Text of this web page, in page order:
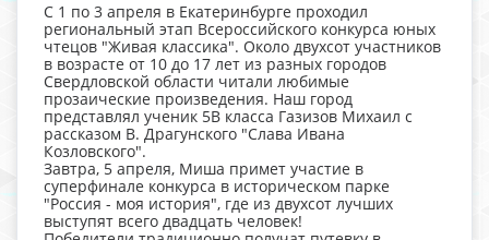
С 1 по 3 апреля в Екатеринбурге проходил
региональный этап Всероссийского конкурса юных
чтецов "Живая классика". Около двухсот участников
в возрасте от 10 до 17 лет из разных городов
Свердловской области читали любимые
прозаические произведения. Наш город
представлял ученик 5В класса Газизов Михаил с
рассказом В. Драгунского "Слава Ивана
Козловского".
Завтра, 5 апреля, Миша примет участие в
суперфинале конкурса в историческом парке
"Россия - моя история", где из двухсот лучших
выступят всего двадцать человек!